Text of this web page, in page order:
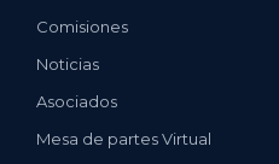
Comisiones
Noticias
Asociados
Mesa de partes Virtual